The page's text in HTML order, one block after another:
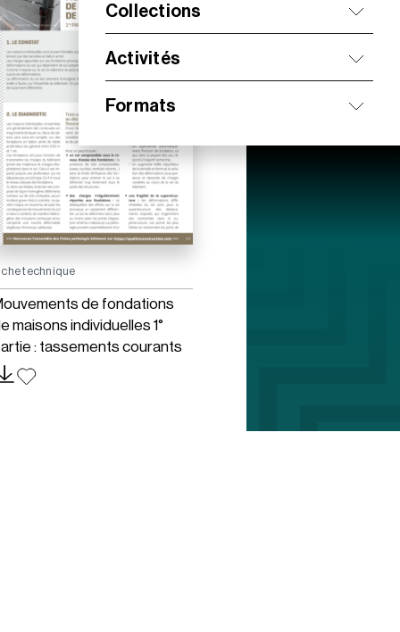
Collections
Activités
Formats
technique
de fondations
maisons individuelles 1°
: tassements courants